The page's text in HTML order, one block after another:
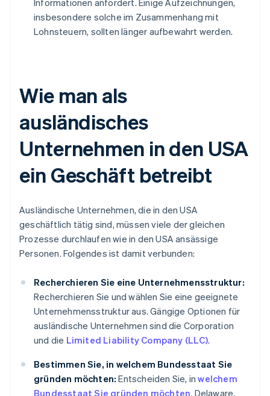
insbesondere solche im Zusammenhang mit
Lohnsteuern, sollten länger aufbewahrt werden.
Wie man als
ausländisches
Unternehmen in den USA
ein Geschäft betreibt
Ausländische Unternehmen, die in den USA
geschäftlich tätig sind, müssen viele der gleichen
Prozesse durchlaufen wie in den USA ansässige
Personen. Folgendes ist damit verbunden:
Recherchieren Sie eine Unternehmensstruktur:
Recherchieren Sie und wählen Sie eine geeignete
Unternehmensstruktur aus. Gängige Optionen für
ausländische Unternehmen sind die Corporation
und die Limited Liability Company (LLC).
Bestimmen Sie, in welchem Bundesstaat Sie
gründen möchten: Entscheiden Sie, inwelchem
Bundesstaat Sie gründen möchten. Delaware,